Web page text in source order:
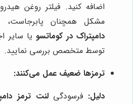
اضافه کنید. فیلتر روغن
مشکل همچنان پابرجاست،
دامپتراک در کوماتسو یا سایر
توسط متخصص بررسی نمایید.
ترمزها ضعیف عمل می‌کنند:
دلیل: فرسودگی لنت ترمز